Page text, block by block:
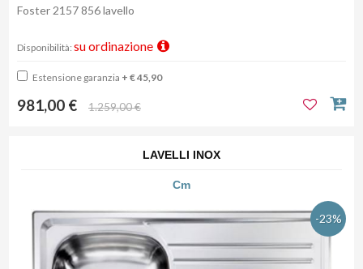
Foster 2157 856 lavello
Disponibilità: su ordinazione
Estensione garanzia + € 45,90
981,00 € 1.259,00 €
LAVELLI INOX
Cm
-23%